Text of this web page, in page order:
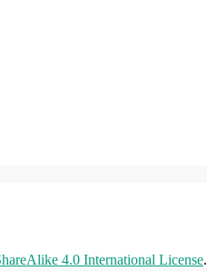
4.0 International License.